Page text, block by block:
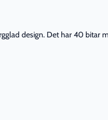
design. Det har 40 bitar